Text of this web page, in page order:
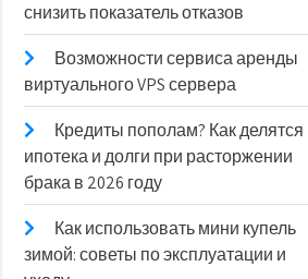
снизить показатель отказов
Возможности сервиса аренды
виртуального VPS сервера
Кредиты пополам? Как делятся
ипотека и долги при расторжении
брака в 2026 году
Как использовать мини купель
зимой: советы по эксплуатации и